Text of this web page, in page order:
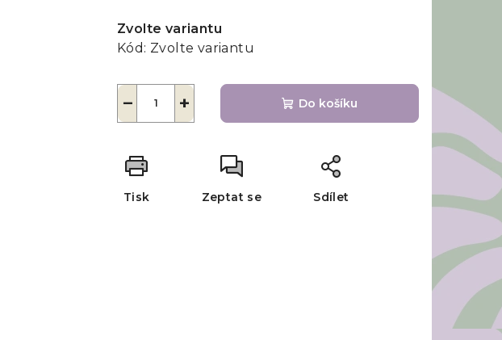
cena:
Zvolte variantu
Kód: Zvolte variantu
+
− Do košíku
Tisk Zeptat se Sdílet